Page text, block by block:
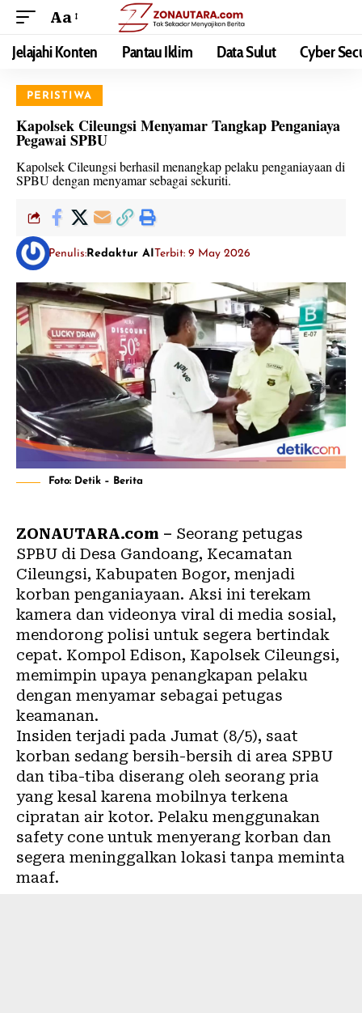
Aa
Jelajahi Konten Pantau Iklim Data Sulut Cyber
PERISTIWA
Kapolsek Cileungsi Menyamar Tangkap Penganiaya
Pegawai SPBU
Kapolsek Cileungsi berhasil menangkap pelaku penganiayaan di
SPBU dengan menyamar sebagai sekuriti.
Penulis: Redaktur AITerbit: 9 May 2026
Foto: Detik – Berita
ZONAUTARA.com – Seorang petugas
SPBU di Desa Gandoang, Kecamatan
Cileungsi, Kabupaten Bogor, menjadi
korban penganiayaan. Aksi ini terekam
kamera dan videonya viral di media sosial,
mendorong polisi untuk segera bertindak
cepat. Kompol Edison, Kapolsek Cileungsi,
memimpin upaya penangkapan pelaku
dengan menyamar sebagai petugas
keamanan.
Insiden terjadi pada Jumat (8/5), saat
korban sedang bersih-bersih di area SPBU
dan tiba-tiba diserang oleh seorang pria
yang kesal karena mobilnya terkena
cipratan air kotor. Pelaku menggunakan
safety cone untuk menyerang korban dan
segera meninggalkan lokasi tanpa meminta
maaf.